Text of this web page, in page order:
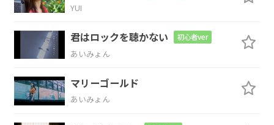
Cadd9
ドフォン越しに 聴いた 黙って泣
い
G
た
YUI
君はロックを聴かない 初心者ver
あいみょん
マリーゴールド
あいみょん